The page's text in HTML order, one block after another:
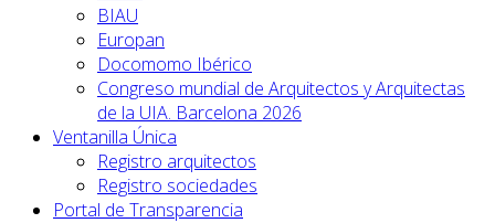
BIAU
Europan
Docomomo Ibérico
Congreso mundial de Arquitectos y Arquitectas
de la UIA. Barcelona 2026
Ventanilla Única
Registro arquitectos
Registro sociedades
Portal de Transparencia